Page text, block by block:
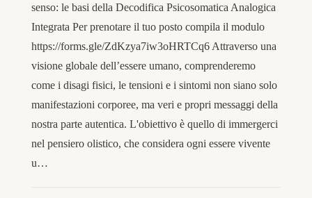
senso: le basi della Decodifica Psicosomatica Analogica
Integrata Per prenotare il tuo posto compila il modulo
https://forms.gle/ZdKzya7iw3oHRTCq6 Attraverso una
visione globale dell’essere umano, comprenderemo
come i disagi fisici, le tensioni e i sintomi non siano solo
manifestazioni corporee, ma veri e propri messaggi della
nostra parte autentica. L'obiettivo è quello di immergerci
nel pensiero olistico, che considera ogni essere vivente
u…